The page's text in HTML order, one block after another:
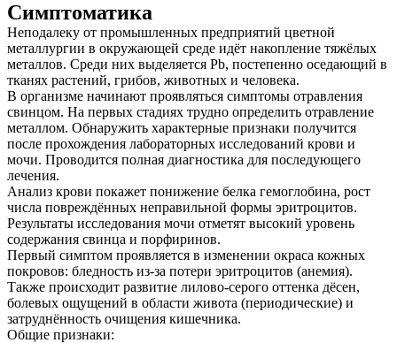
Услуги
Акции
Отзывы
Статьи
Контакты
Симптоматика
Неподалеку от промышленных предприятий цветной
металлургии в окружающей среде идёт накопление тяжёлых
металлов. Среди них выделяется Pb, постепенно оседающий в
тканях растений, грибов, животных и человека.
В организме начинают проявляться симптомы отравления
свинцом. На первых стадиях трудно определить отравление
металлом. Обнаружить характерные признаки получится
после прохождения лабораторных исследований крови и
мочи. Проводится полная диагностика для последующего
лечения.
Анализ крови покажет понижение белка гемоглобина, рост
числа повреждённых неправильной формы эритроцитов.
Результаты исследования мочи отметят высокий уровень
содержания свинца и порфиринов.
Первый симптом проявляется в изменении окраса кожных
покровов: бледность из-за потери эритроцитов (анемия).
Также происходит развитие лилово-серого оттенка дёсен,
болевых ощущений в области живота (периодические) и
затруднённость очищения кишечника.
Общие признаки: